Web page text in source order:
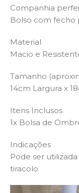
Companhia
Bolso com fecho
Material
Macio e
Tamanho
14cm Largura x
Itens Inclusos
1x Bolsa de
Indicações
Pode ser
tiracolo